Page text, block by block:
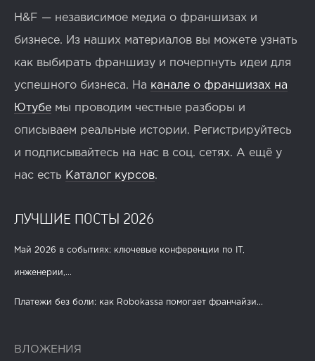
H&F — независимое медиа о франшизах и
бизнесе. Из наших материалов вы можете узнать
как выбирать франшизу и почерпнуть идеи для
успешного бизнеса. На канале о франшизах на
Ютубе мы проводим честные разборы и
описываем реальные истории. Регистрируйтесь
и подписывайтесь на нас в соц. сетях. А ещё у
нас есть Каталог курсов.
ЛУЧШИЕ ПОСТЫ 2026
Май 2026 в событиях: ключевые конференции по IT,
инженерии,...
Платежи без боли: как Robokassa помогает франчайзи...
ВЛОЖЕНИЯ